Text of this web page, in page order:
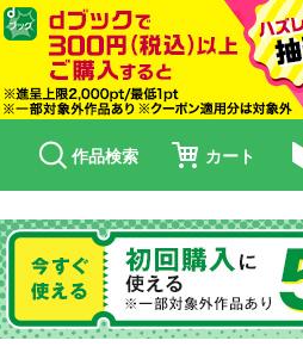
作品検索 カート